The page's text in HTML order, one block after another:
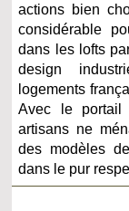
actions bien
considérable
dans les lofts
design
logements
Avec le portail
artisans ne
des modèles
dans le pur